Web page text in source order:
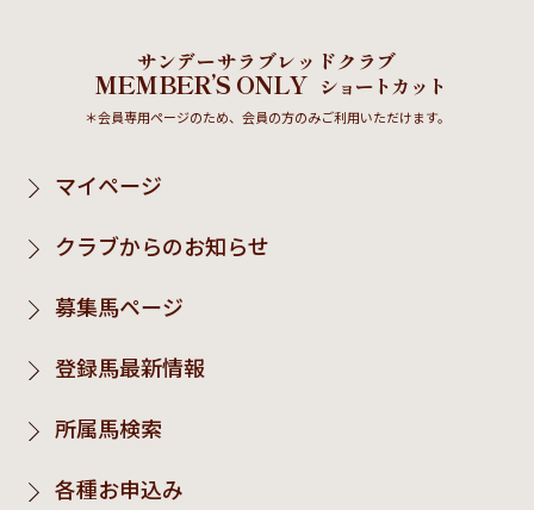
サンデーサラブレッドクラブ
MEMBER’S ONLY ショートカット
＊会員専用ページのため、会員の方のみご利用いただけます。
マイページ
クラブからのお知らせ
募集馬ページ
登録馬最新情報
所属馬検索
各種お申込み